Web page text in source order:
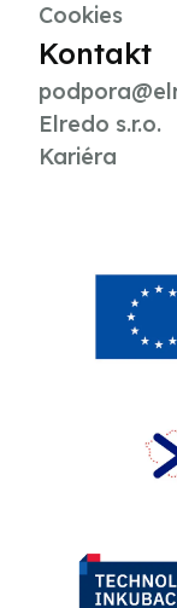
Cookies
Kontakt
Elredo s.r.o.
Kariéra